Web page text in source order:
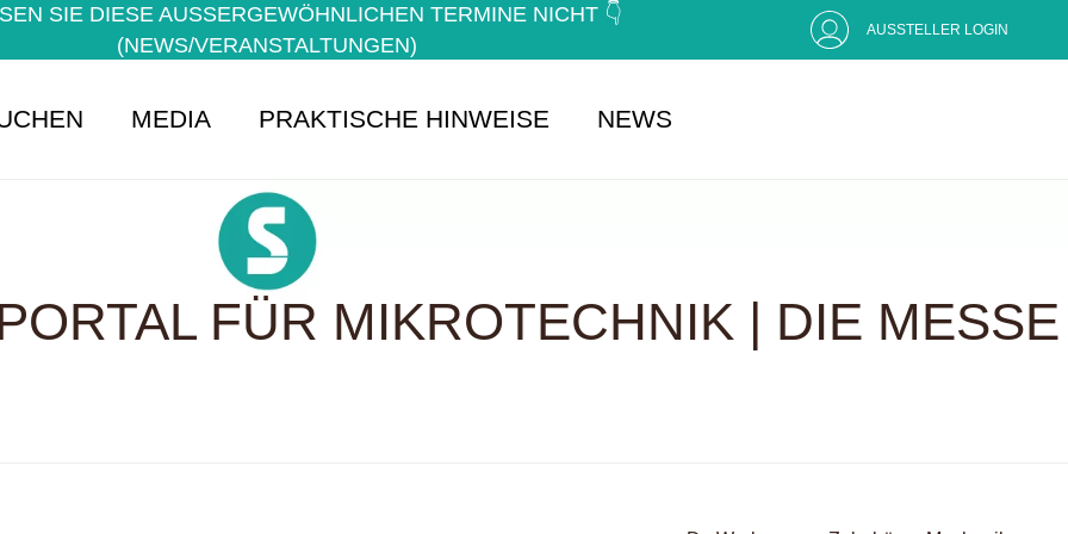
SIE DIESE AUSSERGEWÖHNLICHEN TERMINE NICHT 👇 (
NEWS/VERANSTALTUNGEN)
AUSSTELLER LOGIN
MEDIA PRAKTISCHE HINWEISE NEWS
FÜR MIKROTECHNIK | DIE MESSE